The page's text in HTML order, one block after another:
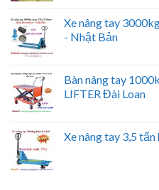
Xe nâng tay
- Nhật Bản
Bàn nâng tay
LIFTER Đài Loan
Xe nâng tay 3,5